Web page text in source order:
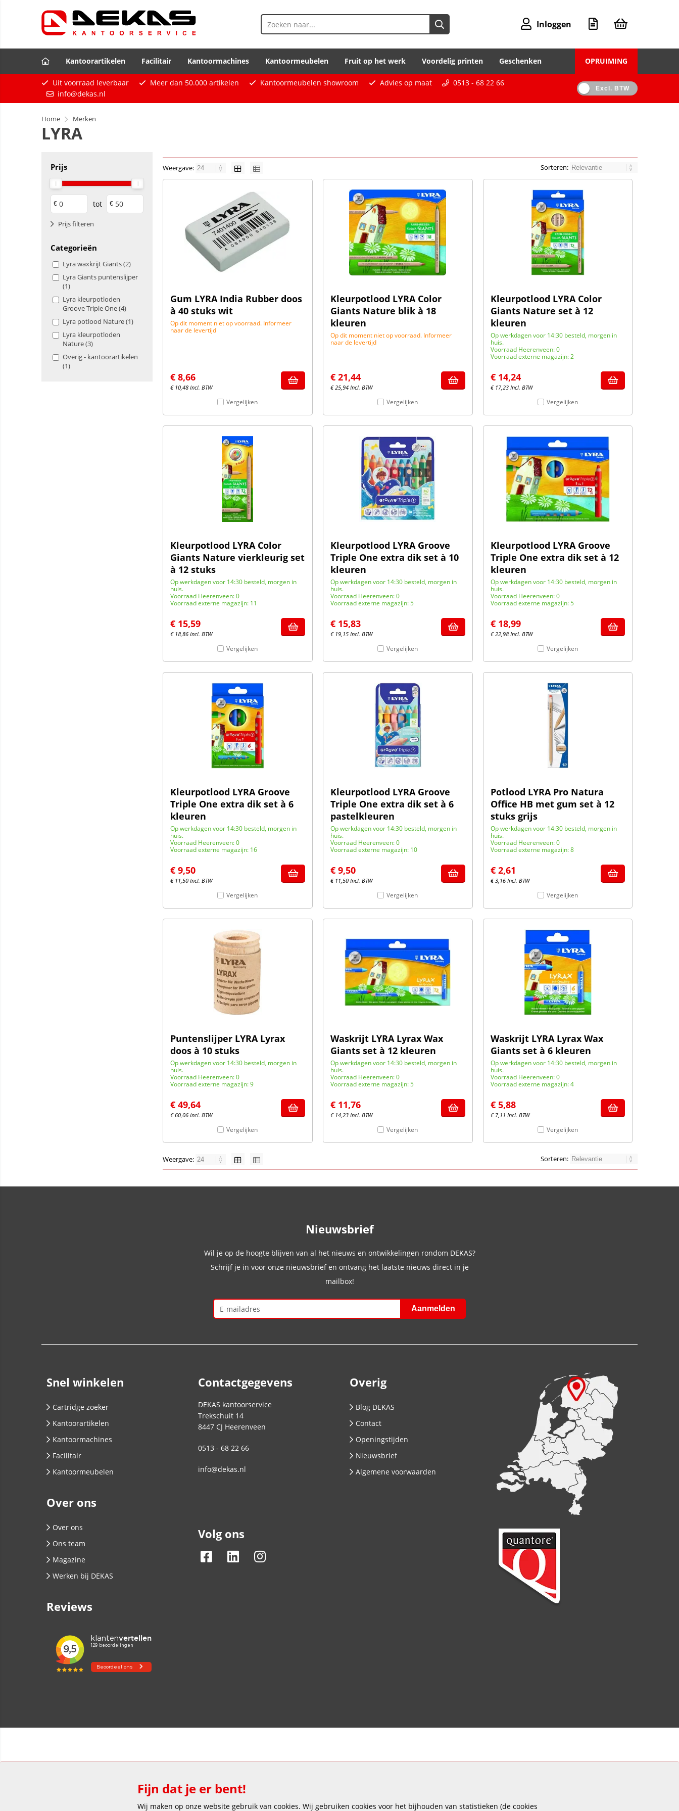
Inloggen
Kantoorartikelen Facilitair Kantoormachines Kantoormeubelen Fruit op het werk Voordelig printen Geschenken OPRUIMING
Uit voorraad leverbaar Meer dan 50.000 artikelen Kantoormeubelen showroom Advies op maat
0513 - 68 22 66
info@dekas.nl
Excl. BTW
Home Merken
LYRA
Prijs
€ tot €
Prijs filteren
Categorieën
Lyra waxkrijt Giants (2)
Lyra Giants puntenslijper
(1)
Lyra kleurpotloden
Groove Triple One (4)
Lyra potlood Nature (1)
Lyra kleurpotloden
Nature (3)
Overig - kantoorartikelen
(1)
Weergave: Sorteren:
Gum LYRA India Rubber doos
à 40 stuks wit
Op dit moment niet op voorraad. Informeer
naar de levertijd
€ 8,66
€ 10,48 Incl. BTW
Vergelijken
Kleurpotlood LYRA Color
Giants Nature blik à 18
kleuren
Op dit moment niet op voorraad. Informeer
naar de levertijd
€ 21,44
€25,94 Incl. BTW
Vergelijken
Kleurpotlood LYRA Color
Giants Nature set à 12
kleuren
Op werkdagen voor 14:30 besteld, morgen in
huis.
Voorraad Heerenveen: 0
Voorraad externe magazijn: 2
€ 14,24
€ 17,23 Incl. BTW
Vergelijken
Kleurpotlood LYRA Color
Giants Nature vierkleurig set
à 12 stuks
Op werkdagen voor 14:30 besteld, morgen in
huis.
Voorraad Heerenveen: 0
Voorraad externe magazijn: 11
€ 15,59
€ 18,86 Incl. BTW
Vergelijken
Kleurpotlood LYRA Groove
Triple One extra dik set à 10
kleuren
Op werkdagen voor 14:30 besteld, morgen in
huis.
Voorraad Heerenveen: 0
Voorraad externe magazijn: 5
€ 15,83
€ 19,15 Incl. BTW
Vergelijken
Kleurpotlood LYRA Groove
Triple One extra dik set à 12
kleuren
Op werkdagen voor 14:30 besteld, morgen in
huis.
Voorraad Heerenveen: 0
Voorraad externe magazijn: 5
€ 18,99
€22,98 Incl. BTW
Vergelijken
Kleurpotlood LYRA Groove
Triple One extra dik set à 6
kleuren
Op werkdagen voor 14:30 besteld, morgen in
huis.
Voorraad Heerenveen: 0
Voorraad externe magazijn: 16
€ 9,50
€ 11,50 Incl. BTW
Vergelijken
Kleurpotlood LYRA Groove
Triple One extra dik set à 6
pastelkleuren
Op werkdagen voor 14:30 besteld, morgen in
huis.
Voorraad Heerenveen: 0
Voorraad externe magazijn: 10
€ 9,50
€ 11,50 Incl. BTW
Vergelijken
Potlood LYRA Pro Natura
Office HB met gum set à 12
stuks grijs
Op werkdagen voor 14:30 besteld, morgen in
huis.
Voorraad Heerenveen: 0
Voorraad externe magazijn: 8
€ 2,61
€3,16 Incl. BTW
Vergelijken
Puntenslijper LYRA Lyrax
doos à 10 stuks
Op werkdagen voor 14:30 besteld, morgen in
huis.
Voorraad Heerenveen: 0
Voorraad externe magazijn: 9
€ 49,64
€60,06 Incl. BTW
Vergelijken
Waskrijt LYRA Lyrax Wax
Giants set à 12 kleuren
Op werkdagen voor 14:30 besteld, morgen in
huis.
Voorraad Heerenveen: 0
Voorraad externe magazijn: 5
€ 11,76
€ 14,23 Incl. BTW
Vergelijken
Waskrijt LYRA Lyrax Wax
Giants set à 6 kleuren
Op werkdagen voor 14:30 besteld, morgen in
huis.
Voorraad Heerenveen: 0
Voorraad externe magazijn: 4
€ 5,88
€ 7,11 Incl. BTW
Vergelijken
Weergave: Sorteren:
Nieuwsbrief
Wil je op de hoogte blijven van al het nieuws en ontwikkelingen rondom DEKAS?
Schrijf je in voor onze nieuwsbrief en ontvang het laatste nieuws direct in je
mailbox!
Snel winkelen
Cartridge zoeker
Kantoorartikelen
Kantoormachines
Facilitair
Kantoormeubelen
Over ons
Over ons
Ons team
Magazine
Werken bij DEKAS
Reviews
Contactgegevens
DEKAS kantoorservice
Trekschuit 14
8447 CJ Heerenveen
0513 - 68 22 66
info@dekas.nl
Volg ons
Overig
Blog DEKAS
Contact
Openingstijden
Nieuwsbrief
Algemene voorwaarden
Veilig en gemakkelijk betalen
Fijn dat je er bent!
Wij maken op onze website gebruik van cookies. Wij gebruiken cookies voor het bijhouden van statistieken (de cookies